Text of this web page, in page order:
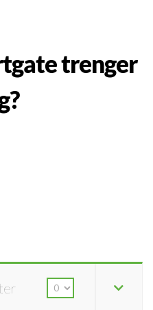
trenger